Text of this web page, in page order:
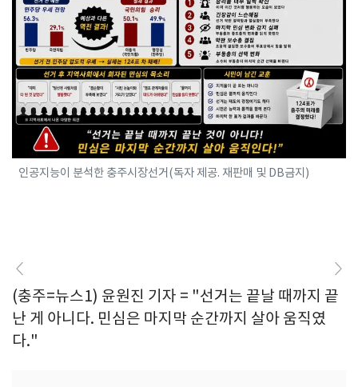
인공지능이 분석한 충주시장선거(독자 제공. 재판매 및 DB금지)
(충주=뉴스1) 윤원진 기자 = "선거는 끝날 때까지 끝
난 게 아니다. 민심은 마지막 순간까지 살아 움직였
다."